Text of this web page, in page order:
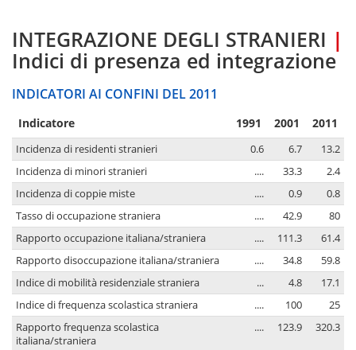
INTEGRAZIONE DEGLI STRANIERI |
Indici di presenza ed integrazione
INDICATORI AI CONFINI DEL 2011
Indicatore 1991 2001 2011
Incidenza di residenti stranieri 0.6 6.7
13.2
Incidenza di minori stranieri
.... 33.3
2.4
Incidenza di coppie miste
.... 0.9
0.8
Tasso di occupazione straniera
.... 42.9
80
Rapporto occupazione italiana/straniera
.... 111.3
61.4
Rapporto disoccupazione italiana/straniera
.... 34.8
59.8
Indice di mobilità residenziale straniera
... 4.8
17.1
Indice di frequenza scolastica straniera
.... 100
25
Rapporto frequenza scolastica
italiana/straniera
.... 123.9 320.3